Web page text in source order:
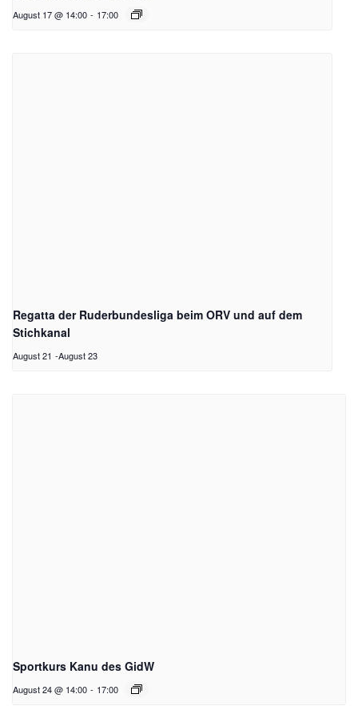
August 17 @ 14:00 - 17:00
Regatta der Ruderbundesliga beim ORV und auf dem
Stichkanal
August 21 -August 23
Sportkurs Kanu des GidW
August 24 @ 14:00 - 17:00